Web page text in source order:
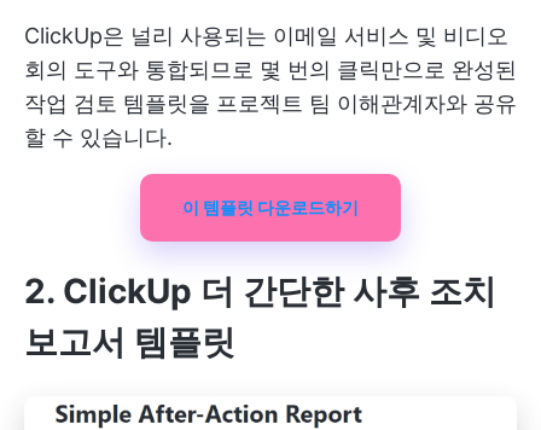
ClickUp은 널리 사용되는 이메일 서비스 및 비디오
회의 도구와 통합되므로 몇 번의 클릭만으로 완성된
작업 검토 템플릿을 프로젝트 팀 이해관계자와 공유
할 수 있습니다.
이 템플릿 다운로드하기
2. ClickUp 더 간단한 사후 조치
보고서 템플릿